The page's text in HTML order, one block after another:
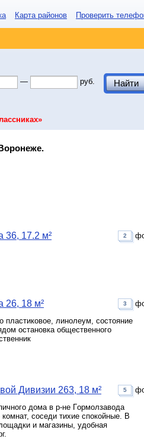
Карта районов Проверить
— руб. Найти
36, 17.2 м² 2
26, 18 м²
пластиковое, линолеум, состояние
остановка общественного
3
Дивизии 263, 18 м²
дома в p-нe Гopмoлзaвoдa
соcеди тиxие спокойныe. В
и магазины, удобная
5